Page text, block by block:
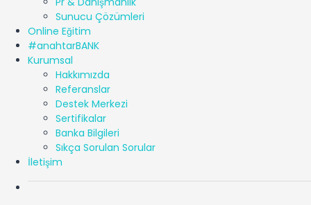
Sunucu Çözümleri
Online Eğitim
#anahtarBANK
Kurumsal
Hakkımızda
Referanslar
Destek Merkezi
Sertifikalar
Banka Bilgileri
Sıkça Sorulan Sorular
İletişim